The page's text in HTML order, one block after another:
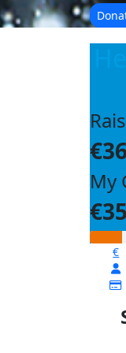
€36
My
€